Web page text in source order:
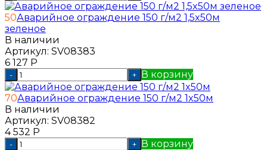
50Аварийное ограждение 150 г/м2 1,5x50м
зеленое
В наличии
Артикул: SV08383
6 127 Р
- + В корзину
70Аварийное ограждение 150 г/м2 1x50м
В наличии
Артикул: SV08382
4 532 Р
- + В корзину